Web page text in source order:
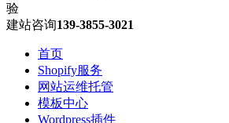
验
建站咨询139-3855-3021
首页
Shopify服务
网站运维托管
模板中心
Wordpress插件